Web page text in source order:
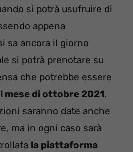
si potrà usufruire di
appena
sa ancora il giorno
si potrà prenotare su
che potrebbe essere
mese di ottobre 2021.
saranno date anche
ma in ogni caso sarà
la piattaforma